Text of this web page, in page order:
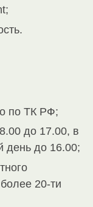
по ТК РФ;
до 17.00, в
день до 16.00;
20-ти